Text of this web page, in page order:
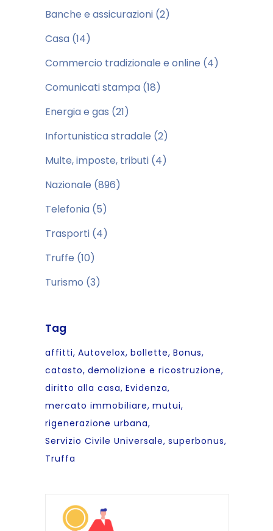
Banche e assicurazioni (2)
Casa (14)
Commercio tradizionale e online (4)
Comunicati stampa (18)
Energia e gas (21)
Infortunistica stradale (2)
Multe, imposte, tributi (4)
Nazionale (896)
Telefonia (5)
Trasporti (4)
Truffe (10)
Turismo (3)
Tag
affitti Autovelox bollette Bonus
catasto demolizione e ricostruzione
diritto alla casa Evidenza
mercato immobiliare mutui
rigenerazione urbana
Servizio Civile Universale superbonus
Truffa